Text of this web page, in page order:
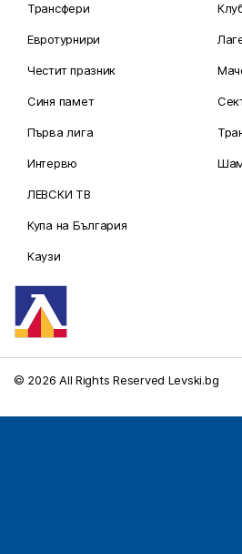
Трансфери
Евротурнири
Честит празник
Синя памет
Първа лига
Интервю
ЛЕВСКИ ТВ
Купа на България
Каузи
© 2026 All Rights Reserved Levski.bg